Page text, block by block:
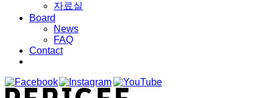
자료실
Board
News
FAQ
Contact